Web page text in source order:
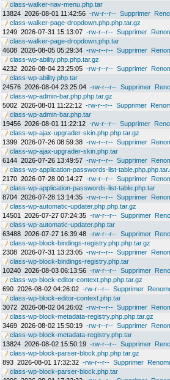
class-walker-nav-menu.php.tar
13824 2026-08-01 11:42:56 -rw-r--r-- Supprimer
class-walker-page-dropdown.php.php.tar.gz
1249 2026-07-31 15:13:07 -rw-r--r-- Supprimer
class-walker-page-dropdown.php.tar
4608 2026-08-05 05:29:34 -rw-r--r-- Supprimer
class-wp-ability.php.php.tar.gz
4232 2026-08-04 23:25:05 -rw-r--r-- Supprimer
class-wp-ability.php.tar
24576 2026-08-04 23:25:04 -rw-r--r-- Supprimer
class-wp-admin-bar.php.php.tar.gz
5002 2026-08-01 11:22:12 -rw-r--r-- Supprimer
class-wp-admin-bar.php.tar
19456 2026-08-01 11:22:12 -rw-r--r-- Supprimer
class-wp-ajax-upgrader-skin.php.php.tar.gz
1399 2026-07-26 08:59:38 -rw-r--r-- Supprimer
class-wp-ajax-upgrader-skin.php.tar
6144 2026-07-26 13:49:57 -rw-r--r-- Supprimer
class-wp-application-passwords-list-
2170 2026-07-28 00:14:27 -rw-r--r-- Supprimer
class-wp-application-passwords-list-table.php.tar
8704 2026-07-28 13:14:35 -rw-r--r-- Supprimer
class-wp-automatic-updater.php.php.tar.gz
14501
2026-07-27 07:24:35 -rw-r--r-- Supprimer
class-wp-automatic-updater.php.tar
63488 2026-07-27 16:39:48 -rw-r--r-- Supprimer
class-wp-block-bindings-registry.php.php.tar.gz
2308 2026-07-31 13:23:05 -rw-r--r-- Supprimer
class-wp-block-bindings-registry.php.tar
10240 2026-08-03 06:13:56 -rw-r--r-- Supprimer
class-wp-block-editor-context.php.php.tar.gz
690 2026-08-02 04:26:02 -rw-r--r-- Supprimer
class-wp-block-editor-context.php.tar
3072 2026-08-02 04:26:02 -rw-r--r-- Supprimer
class-wp-block-metadata-registry.php.php.tar.gz
3469 2026-08-02 15:50:19 -rw-r--r-- Supprimer
class-wp-block-metadata-registry.php.tar
13824 2026-08-02 15:50:19 -rw-r--r-- Supprimer
class-wp-block-parser-block.php.php.tar.gz
893 2026-08-01 17:32:32 -rw-r--r-- Supprimer
class-wp-block-parser-block.php.tar